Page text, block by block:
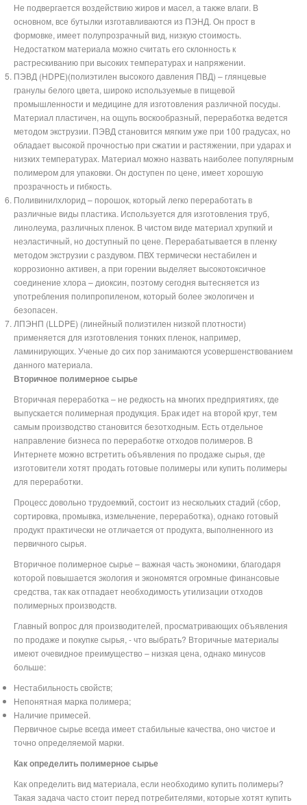
Не подвергается воздействию жиров и масел, а также влаги. В
основном, все бутылки изготавливаются из ПЭНД. Он прост в
формовке, имеет полупрозрачный вид, низкую стоимость.
Недостатком материала можно считать его склонность к
растрескиванию при высоких температурах и напряжении.
ПЭВД (HDPE)(полиэтилен высокого давления ПВД) – глянцевые
гранулы белого цвета, широко используемые в пищевой
промышленности и медицине для изготовления различной посуды.
Материал пластичен, на ощупь воскообразный, переработка ведется
методом экструзии. ПЭВД становится мягким уже при 100 градусах, но
обладает высокой прочностью при сжатии и растяжении, при ударах и
низких температурах. Материал можно назвать наиболее популярным
полимером для упаковки. Он доступен по цене, имеет хорошую
прозрачность и гибкость.
Поливинилхлорид – порошок, который легко переработать в
различные виды пластика. Используется для изготовления труб,
линолеума, различных пленок. В чистом виде материал хрупкий и
неэластичный, но доступный по цене. Перерабатывается в пленку
методом экструзии с раздувом. ПВХ термически нестабилен и
коррозионно активен, а при горении выделяет высокотоксичное
соединение хлора – диоксин, поэтому сегодня вытесняется из
употребления полипропиленом, который более экологичен и
безопасен.
ЛПЭНП (LLDPE) (линейный полиэтилен низкой плотности)
применяется для изготовления тонких пленок, например,
ламинирующих. Ученые до сих пор занимаются усовершенствованием
данного материала.
Вторичное полимерное сырье
Вторичная переработка – не редкость на многих предприятиях, где
выпускается полимерная продукция. Брак идет на второй круг, тем
самым производство становится безотходным. Есть отдельное
направление бизнеса по переработке отходов полимеров. В
Интернете можно встретить объявления по продаже сырья, где
изготовители хотят продать готовые полимеры или купить полимеры
для переработки.
Процесс довольно трудоемкий, состоит из нескольких стадий (сбор,
сортировка, промывка, измельчение, переработка), однако готовый
продукт практически не отличается от продукта, выполненного из
первичного сырья.
Вторичное полимерное сырье – важная часть экономики, благодаря
которой повышается экология и экономятся огромные финансовые
средства, так как отпадает необходимость утилизации отходов
полимерных производств.
Главный вопрос для производителей, просматривающих объявления
по продаже и покупке сырья, - что выбрать? Вторичные материалы
имеют очевидное преимущество – низкая цена, однако минусов
больше:
Нестабильность свойств;
Непонятная марка полимера;
Наличие примесей.
Первичное сырье всегда имеет стабильные качества, оно чистое и
точно определяемой марки.
Как определить полимерное сырье
Как определить вид материала, если необходимо купить полимеры?
Такая задача часто стоит перед потребителями, которые хотят купить